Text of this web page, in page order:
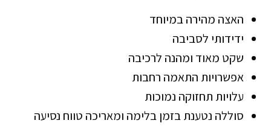
האצה מהירה במיוחד
ידידותי לסביבה
שקט מאוד ומהנה לרכיבה
אפשרויות התאמה רחבות
עלויות תחזוקה נמוכות
סוללה נטענת בזמן בלימה ומאריכה טווח נסיעה